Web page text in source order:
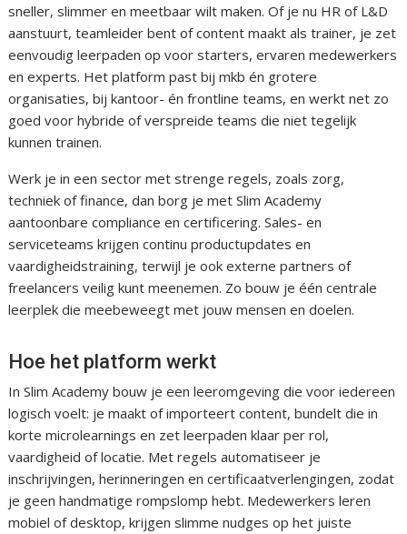
sneller, slimmer en meetbaar wilt maken. Of je nu HR of L&D
aanstuurt, teamleider bent of content maakt als trainer, je zet
eenvoudig leerpaden op voor starters, ervaren medewerkers
en experts. Het platform past bij mkb én grotere
organisaties, bij kantoor- én frontline teams, en werkt net zo
goed voor hybride of verspreide teams die niet tegelijk
kunnen trainen.
Werk je in een sector met strenge regels, zoals zorg,
techniek of finance, dan borg je met Slim Academy
aantoonbare compliance en certificering. Sales- en
serviceteams krijgen continu productupdates en
vaardigheidstraining, terwijl je ook externe partners of
freelancers veilig kunt meenemen. Zo bouw je één centrale
leerplek die meebeweegt met jouw mensen en doelen.
Hoe het platform werkt
In Slim Academy bouw je een leeromgeving die voor iedereen
logisch voelt: je maakt of importeert content, bundelt die in
korte microlearnings en zet leerpaden klaar per rol,
vaardigheid of locatie. Met regels automatiseer je
inschrijvingen, herinneringen en certificaatverlengingen, zodat
je geen handmatige rompslomp hebt. Medewerkers leren
mobiel of desktop, krijgen slimme nudges op het juiste